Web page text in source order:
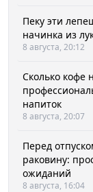
Пеку эти
начинка из
8 августа, 20:12
Сколько кофе
напиток
8 августа, 20:07
Перед
раковину:
ожиданий
8 августа, 16:04